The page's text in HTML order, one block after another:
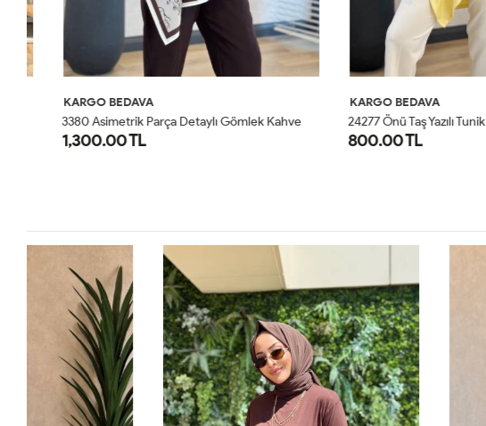
KARGO BEDAVA
3380 Asimetrik Parça Detaylı Gömlek Kahve
1,300.00 TL
KARGO BEDAVA
24277 Önü Taş Yazılı Tunik Sarı
800.00 TL